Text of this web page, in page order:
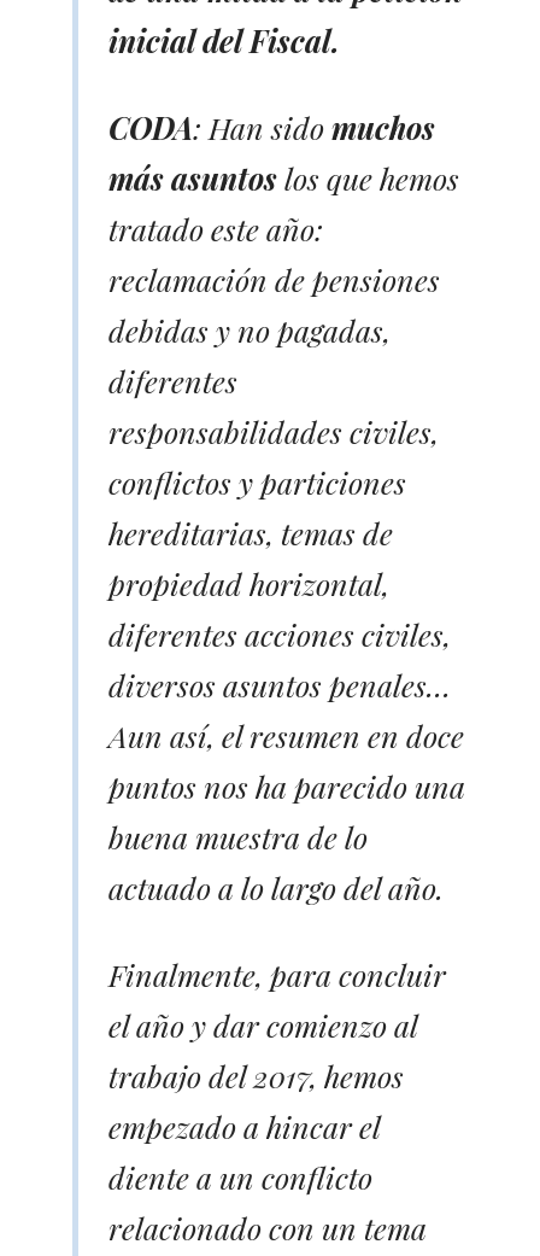
inicial del Fiscal.
CODA: Han sidomuchos
más asuntoslos que hemos
tratado este año:
reclamación de pensiones
debidas y no pagadas,
diferentes
responsabilidades civiles,
conflictos y particiones
hereditarias, temas de
propiedad horizontal,
diferentes acciones civiles,
diversos asuntos penales…
Aun así, el resumen en doce
puntos nos ha parecido una
buena muestra de lo
actuado a lo largo del año.
Finalmente, para concluir
el año y dar comienzo al
trabajo del 2017, hemos
empezado a hincar el
diente a un conflicto
relacionado con un tema